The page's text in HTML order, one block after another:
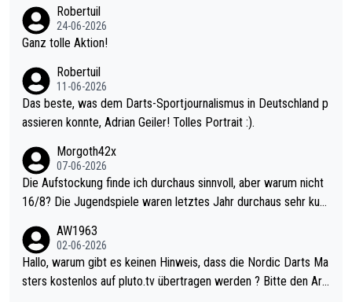
mal 40+ erst recht. Da gewinnst keinen Blumentopf - ist ja noc
h krasser wie ein Pokalspiel eines Kreisligisten vs einem Bund
Robertuil
24-06-2026
Ganz tolle Aktion!
Robertuil
11-06-2026
Das beste, was dem Darts-Sportjournalismus in Deutschland p
assieren konnte, Adrian Geiler! Tolles Portrait :).
Morgoth42x
07-06-2026
Die Aufstockung finde ich durchaus sinnvoll, aber warum nicht
16/8? Die Jugendspiele waren letztes Jahr durchaus sehr kurz
Allerdings ist Mitchell Lawrie als Nummer 1 der Welt eh qualifi
ziert. Somit ändert die automatische Qualifikation des Weltmei
sters erstmal nichts. Ich denke sie wollen damit für nächstes J
AW1963
02-06-2026
Hallo, warum gibt es keinen Hinweis, dass die Nordic Darts Ma
sters kostenlos auf pluto.tv übertragen werden ? Bitte den Arti